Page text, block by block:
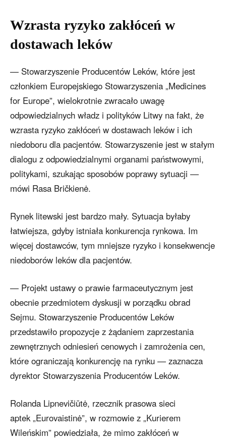
Wzrasta ryzyko zakłóceń w
dostawach leków
— Stowarzyszenie Producentów Leków, które jest
członkiem Europejskiego Stowarzyszenia „Medicines
for Europe”, wielokrotnie zwracało uwagę
odpowiedzialnych władz i polityków Litwy na fakt, że
wzrasta ryzyko zakłóceń w dostawach leków i ich
niedoboru dla pacjentów. Stowarzyszenie jest w stałym
dialogu z odpowiedzialnymi organami państwowymi,
politykami, szukając sposobów poprawy sytuacji —
mówi Rasa Bričkienė.
Rynek litewski jest bardzo mały. Sytuacja byłaby
łatwiejsza, gdyby istniała konkurencja rynkowa. Im
więcej dostawców, tym mniejsze ryzyko i konsekwencje
niedoborów leków dla pacjentów.
— Projekt ustawy o prawie farmaceutycznym jest
obecnie przedmiotem dyskusji w porządku obrad
Sejmu. Stowarzyszenie Producentów Leków
przedstawiło propozycje z żądaniem zaprzestania
zewnętrznych odniesień cenowych i zamrożenia cen,
które ograniczają konkurencję na rynku — zaznacza
dyrektor Stowarzyszenia Producentów Leków.
Rolanda Lipnevičiūtė, rzecznik prasowa sieci
aptek „Eurovaistinė”, w rozmowie z „Kurierem
Wileńskim” powiedziała, że mimo zakłóceń w